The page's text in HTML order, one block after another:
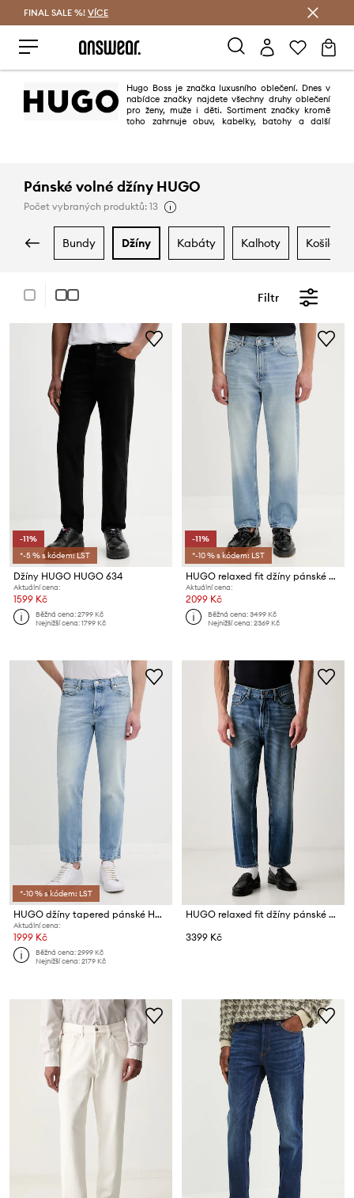
FINAL SALE %! VÍCE
Hugo Boss je značka luxusního oblečení. Dnes v
nabídce značky najdete všechny druhy oblečení
pro ženy, muže i děti. Sortiment značky kromě
toho zahrnuje obuv, kabelky, batohy a další
Pánské volné džíny HUGO
Počet vybraných produktů: 13
bundy džíny kabáty kalhoty košile
Filtr
-11%
*-5 % s kódem: LST
Džíny HUGO HUGO 634
Aktuální cena:
1599 Kč
Běžná cena:2799 Kč
Nejnižší cena:1799 Kč
-11%
*-10 % s kódem: LST
HUGO relaxed fit džíny pánské HUGO 838
Aktuální cena:
2099 Kč
Běžná cena:3499 Kč
Nejnižší cena:2369 Kč
*-10 % s kódem: LST
HUGO džíny tapered pánské HUGO 634
Aktuální cena:
1999 Kč
Běžná cena:2999 Kč
Nejnižší cena:2179 Kč
HUGO relaxed fit džíny pánské HUGO
3399 Kč